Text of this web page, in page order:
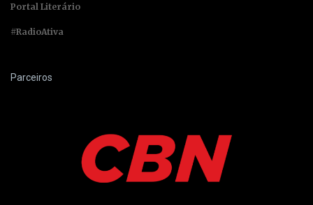
Portal Literário
#RadioAtiva
Parceiros